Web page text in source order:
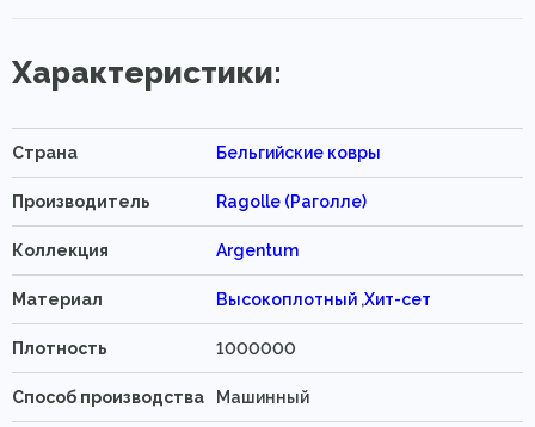
Характеристики:
Страна Бельгийские ковры
Производитель Ragolle (Раголле)
Коллекция Argentum
Материал Высокоплотный ,Хит-сет
Плотность 1000000
Способ производства Машинный